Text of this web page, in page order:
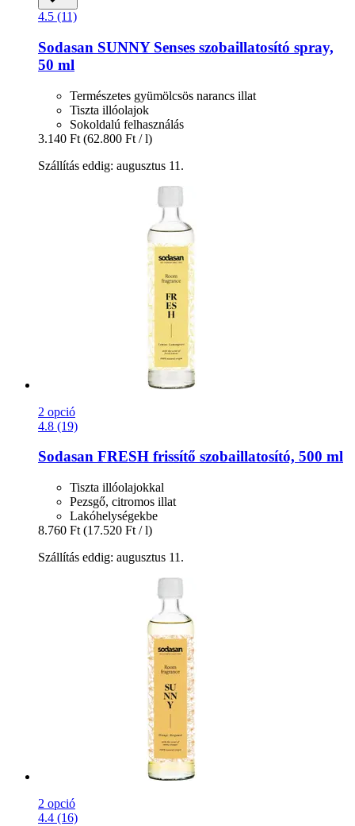
4.5 (11)
Sodasan SUNNY Senses szobaillatosító spray,
50 ml
Természetes gyümölcsös narancs illat
Tiszta illóolajok
Sokoldalú felhasználás
3.140 Ft (62.800 Ft / l)
Szállítás eddig: augusztus 11.
2 opció
4.8 (19)
Sodasan FRESH frissítő szobaillatosító, 500 ml
Tiszta illóolajokkal
Pezsgő, citromos illat
Lakóhelységekbe
8.760 Ft (17.520 Ft / l)
Szállítás eddig: augusztus 11.
2 opció
4.4 (16)